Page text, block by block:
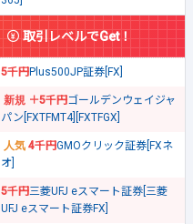
取引レベルでGet！
5千円Plus500JP証券[FX]
＋5千円ゴールデンウェイジャ
パン[FXTFMT4][FXTFGX]
4千円GMOクリック証券[FXネ
オ]
5千円三菱UFJ eスマート証券[三菱
UFJ eスマート証券FX]